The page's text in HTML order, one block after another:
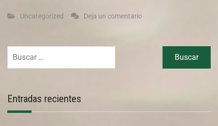
Uncategorized Deja un comentario
Entradas recientes